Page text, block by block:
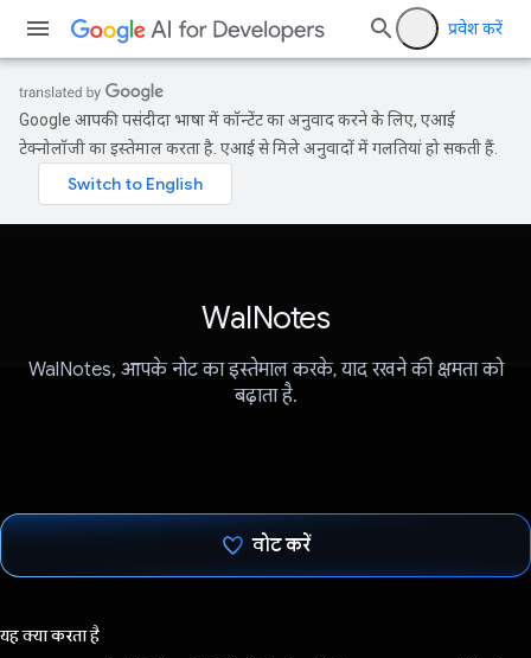
प्रवेश करें
Google आपकी पसंदीदा भाषा में कॉन्टेंट का अनुवाद करने के लिए, एआई
टेक्नोलॉजी का इस्तेमाल करता है. एआई से मिले अनुवादों में गलतियां हो सकती हैं.
WalNotes
WalNotes, आपके नोट का इस्तेमाल करके, याद रखने की क्षमता को
बढ़ाता है.
वोट करें
यह क्या करता है